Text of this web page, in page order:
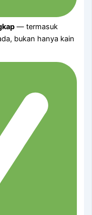
— termasuk
bukan hanya kain